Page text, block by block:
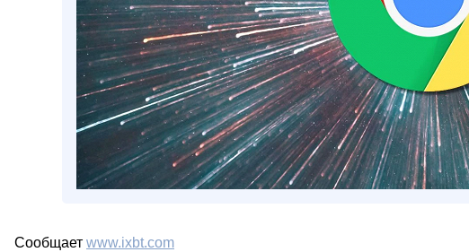
Сообщает www.ixbt.com